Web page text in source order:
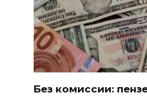
Без комиссии: